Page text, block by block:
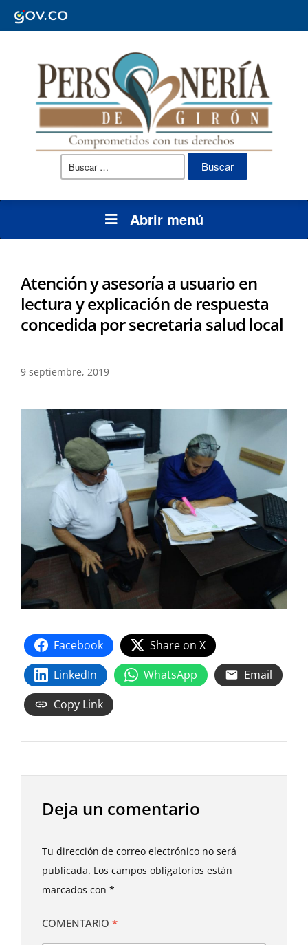
Buscar:
Abrir menú
Atención y asesoría a usuario en
lectura y explicación de respuesta
concedida por secretaria salud local
9 septiembre, 2019
Facebook
Share on X
LinkedIn
WhatsApp
Email
Copy Link
Deja un comentario
Tu dirección de correo electrónico no será
publicada. Los campos obligatorios están
marcados con *
COMENTARIO *